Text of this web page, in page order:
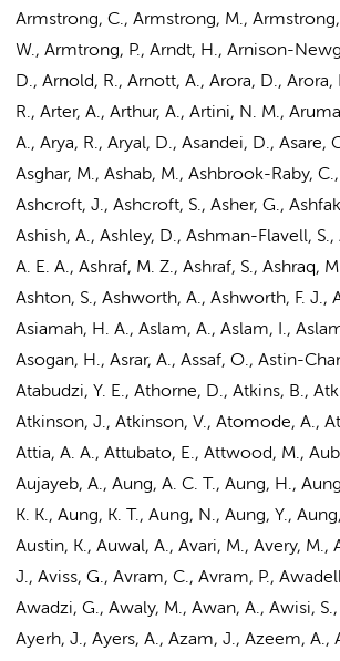
Armstrong, C., Armstrong, M.,
W., Armtrong, P., Arndt, H., Arnison-
D., Arnold, R., Arnott, A., Arora, D., Arora,
R., Arter, A., Arthur, A., Artini, N. M.,
A., Arya, R., Aryal, D., Asandei, D., Asare,
Asghar, M., Ashab, M., Ashbrook-Raby,
Ashcroft, J., Ashcroft, S., Asher, G.,
Ashish, A., Ashley, D., Ashman-Flavell, S.,
A. E. A., Ashraf, M. Z., Ashraf, S., Ashraq,
Ashton, S., Ashworth, A., Ashworth, F. J.,
Asiamah, H. A., Aslam, A., Aslam, I.,
Asogan, H., Asrar, A., Assaf, O., Astin-
Atabudzi, Y. E., Athorne, D., Atkins, B.,
Atkinson, J., Atkinson, V., Atomode, A.,
Attia, A. A., Attubato, E., Attwood, M.,
Aujayeb, A., Aung, A. C. T., Aung, H.,
K. K., Aung, K. T., Aung, N., Aung, Y.,
Austin, K., Auwal, A., Avari, M., Avery, M.,
J., Aviss, G., Avram, C., Avram, P.,
Awadzi, G., Awaly, M., Awan, A., Awisi, S.,
Ayerh, J., Ayers, A., Azam, J., Azeem, A.,